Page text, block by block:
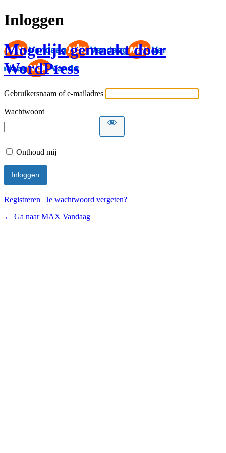
Inloggen
Mogelijk gemaakt door
WordPress
Gebruikersnaam of e-mailadres
Wachtwoord
Onthoud mij
Registreren | Je wachtwoord vergeten?
← Ga naar MAX Vandaag